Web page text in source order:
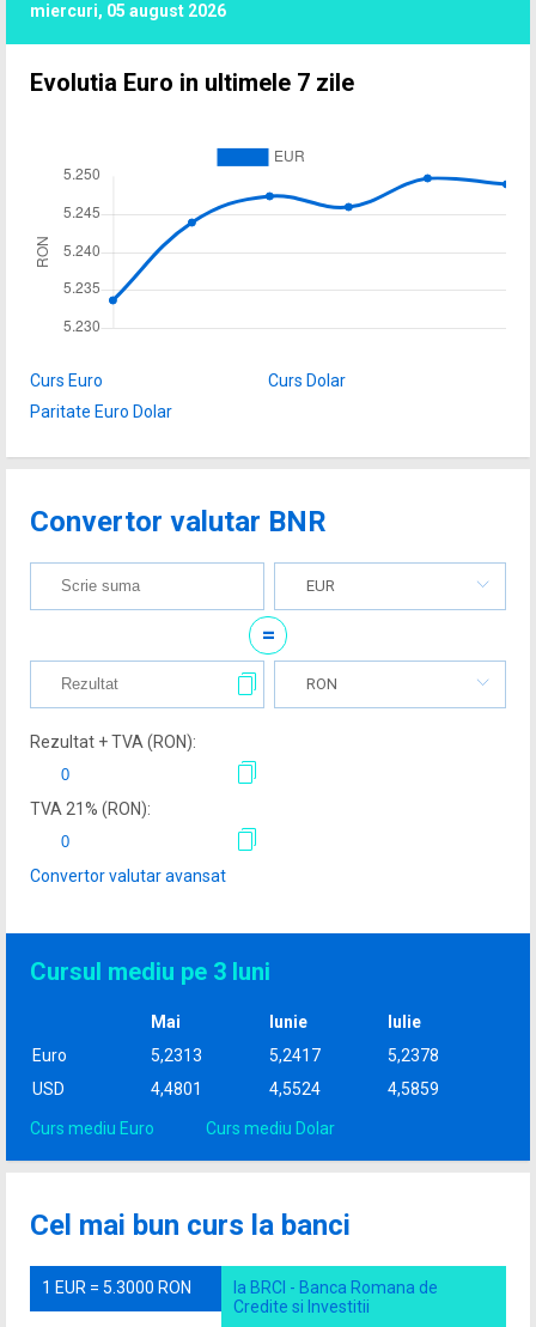
miercuri, 05 august 2026
Evolutia Euro in ultimele 7 zile
Curs Euro
Curs Dolar
Paritate Euro Dolar
Convertor valutar BNR
EUR
=
RON
Rezultat + TVA (RON):
TVA 21% (RON):
Convertor valutar avansat
Cursul mediu pe 3 luni
Mai Iunie
Iulie
Euro
5,2313 5,2417
5,2378
USD
4,4801 4,5524 4,5859
Curs mediu Euro Curs mediu Dolar
Cel mai bun curs la banci
1 EUR = 5.3000 RON
la BRCI - Banca Romana de
Credite si Investitii